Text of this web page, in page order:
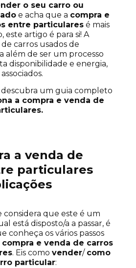
o seu carro ou
e acha que a compra e
entre particulares é mais
este artigo é para si! A
carros usados de
além de ser um processo
disponibilidade e energia,
um guia completo
a compra e venda de
a venda de
particulares
considera que este é um
está disposto/a a passar, é
conheça os vários passos
compra e venda de carros
. Eis como vender/ como
particular: